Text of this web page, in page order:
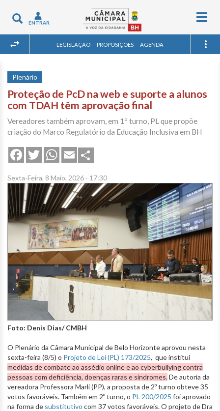
Toggle
navigation
ENTRAR
LEGISLAÇÃO PROPOSIÇÕES AGENDA
Plenário
Proteção de PcD na web e suporte a alunos
com TDAH têm aprovação final
Vereadores também aprovam, em 1º turno, PL que propõe
criação do Marco Regulatório da Educação Inclusiva em BH
FacebookTwitterWhatsApp
Email
Sexta-Feira, 8 Maio, 2026 - 17:30
Foto: Denis Dias/ CMBH
O Plenário da Câmara Municipal de Belo Horizonte aprovou nesta
sexta-feira (8/5) o Projeto de Lei (PL) 173/2025, que institui
medidas de combate ao assédio online e ao cyberbullying contra
pessoas com deficiência, doenças raras e síndromes.De autoria da
vereadora Professora Marli (PP), a proposta de 2º turno obteve 35
votos favoráveis. Também em 2º turno, o PL 200/2025 foi aprovado
na forma de substitutivo com 37 votos favoráveis. O projeto de Dra